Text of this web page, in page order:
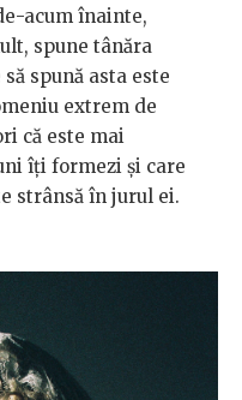
acum înainte,
spune tânăra
spună asta este
extrem de
că este mai
îți formezi și care
strânsă în jurul ei.